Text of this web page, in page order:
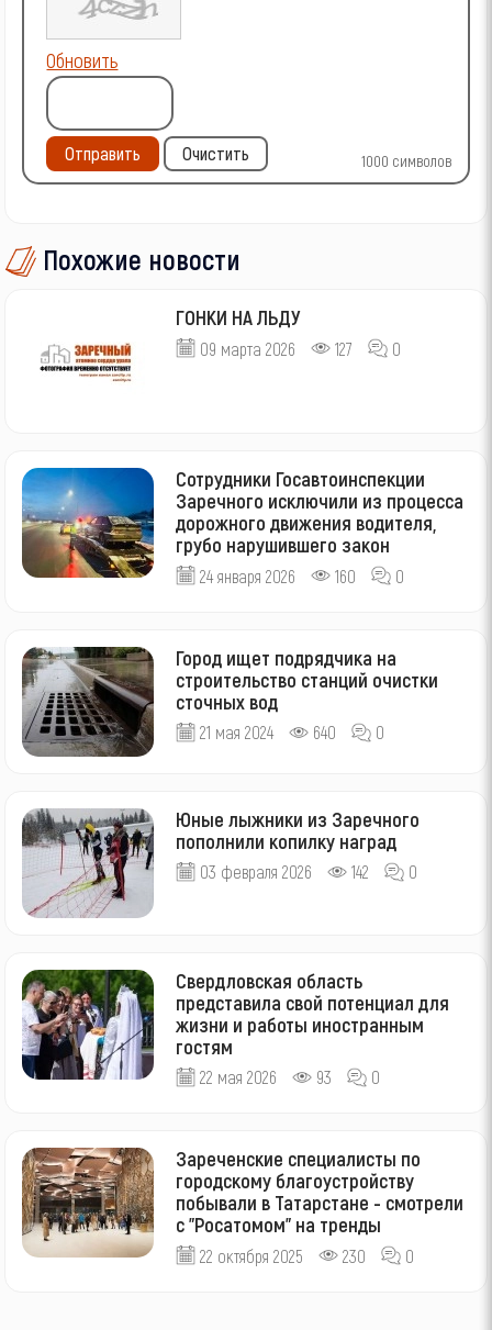
1000 символов
Обновить
Отправить Очистить
Похожие новости
ГОНКИ НА ЛЬДУ
09 марта 2026 127 0
Сотрудники Госавтоинспекции
Заречного исключили из процесса
дорожного движения водителя,
грубо нарушившего закон
24 января 2026 160 0
Город ищет подрядчика на
строительство станций очистки
сточных вод
21 мая 2024 640 0
Юные лыжники из Заречного
пополнили копилку наград
03 февраля 2026 142 0
Свердловская область
представила свой потенциал для
жизни и работы иностранным
гостям
22 мая 2026 93 0
Зареченские специалисты по
городскому благоустройству
побывали в Татарстане - смотрели
с "Росатомом" на тренды
22 октября 2025 230 0